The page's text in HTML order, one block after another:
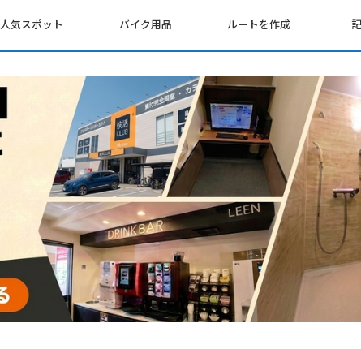
人気スポット バイク用品 ルートを作成